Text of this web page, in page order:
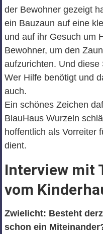
der Bewohner gezeigt
ein Bauzaun auf eine
und auf ihr Gesuch um
Bewohner, um den
aufzurichten. Und
Wer Hilfe benötigt und
auch.
Ein schönes Zeichen
BlauHaus Wurzeln
hoffentlich als Vorreiter
dient.
Interview mit
vom
Zwielicht: Besteht
schon ein